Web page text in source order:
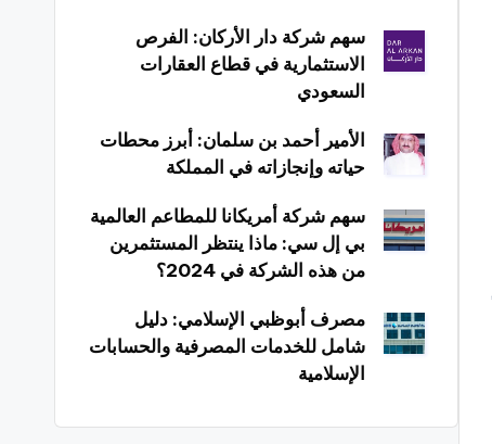
سهم شركة دار الأركان: الفرص
الاستثمارية في قطاع العقارات
السعودي
الأمير أحمد بن سلمان: أبرز محطات
حياته وإنجازاته في المملكة
سهم شركة أمريكانا للمطاعم العالمية
بي إل سي: ماذا ينتظر المستثمرين
من هذه الشركة في 2024؟
مصرف أبوظبي الإسلامي: دليل
شامل للخدمات المصرفية والحسابات
الإسلامية